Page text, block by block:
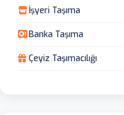
İşyeri Taşıma
Banka Taşıma
Çeyiz Taşımacılığı